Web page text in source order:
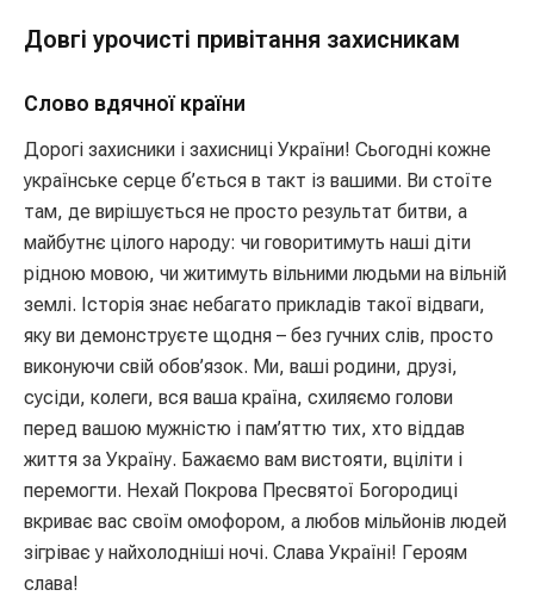
Довгі урочисті привітання захисникам
Слово вдячної країни
Дорогі захисники і захисниці України! Сьогодні кожне
українське серце б’ється в такт із вашими. Ви стоїте
там, де вирішується не просто результат битви, а
майбутнє цілого народу: чи говоритимуть наші діти
рідною мовою, чи житимуть вільними людьми на вільній
землі. Історія знає небагато прикладів такої відваги,
яку ви демонструєте щодня – без гучних слів, просто
виконуючи свій обов’язок. Ми, ваші родини, друзі,
сусіди, колеги, вся ваша країна, схиляємо голови
перед вашою мужністю і пам’яттю тих, хто віддав
життя за Україну. Бажаємо вам вистояти, вціліти і
перемогти. Нехай Покрова Пресвятої Богородиці
вкриває вас своїм омофором, а любов мільйонів людей
зігріває у найхолодніші ночі. Слава Україні! Героям
слава!